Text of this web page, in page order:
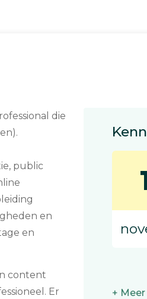
die
public
en
en
content
Er
+